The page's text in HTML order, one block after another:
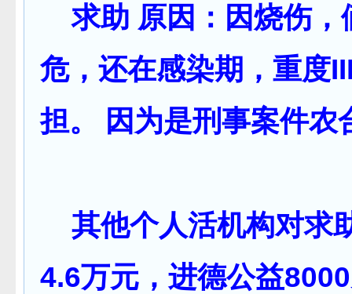
求助 原因： 因烧伤
危，还在感染期，重度
担。
因为是刑事案件农
其他个人活机构对求
4.6万元，进德公益